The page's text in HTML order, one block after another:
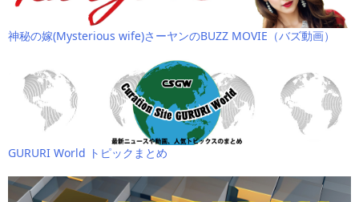
神秘の嫁(Mysterious wife)さーヤンのBUZZ MOVIE（バズ動画）
GURURI World トピックまとめ